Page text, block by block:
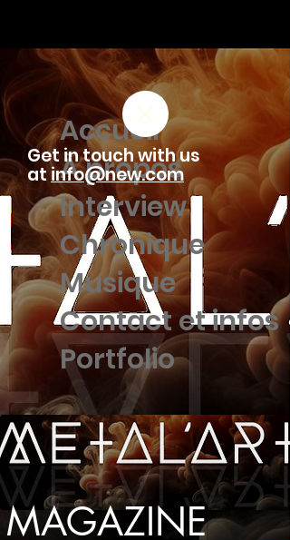
Accueil
À propos
Interview
Chronique
Musique
Contact et infos
Portfolio
Get in touch with us
atinfo@new.com
MAGAZINE